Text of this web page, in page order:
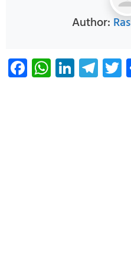
Author:
Facebook